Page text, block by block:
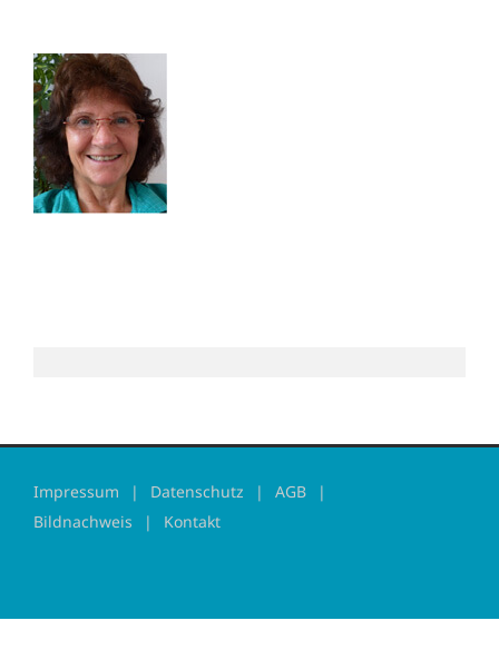
Impressum Datenschutz
AGB
Bildnachweis
Kontakt